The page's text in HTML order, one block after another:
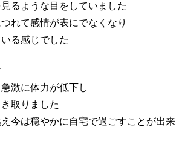
るような目をしていました
れて感情が表にでなくなり
る感じでした
激に体力が低下し
取りました
今は穏やかに自宅で過ごすことが出来